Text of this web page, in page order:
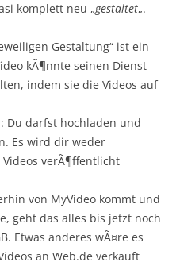
komplett neu „gestaltet„.
Gestaltung“ ist ein
kÃ¶nnte seinen Dienst
indem sie die Videos auf
Du darfst hochladen und
Es wird dir weder
Videos verÃ¶ffentlicht
von MyVideo kommt und
geht das alles bis jetzt noch
Etwas anderes wÃ¤re es
an Web.de verkauft